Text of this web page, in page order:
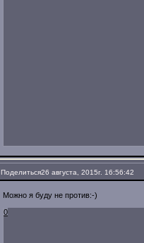
Поделиться26 августа, 2015г. 16:56:42
Можно я буду не против:-)
0